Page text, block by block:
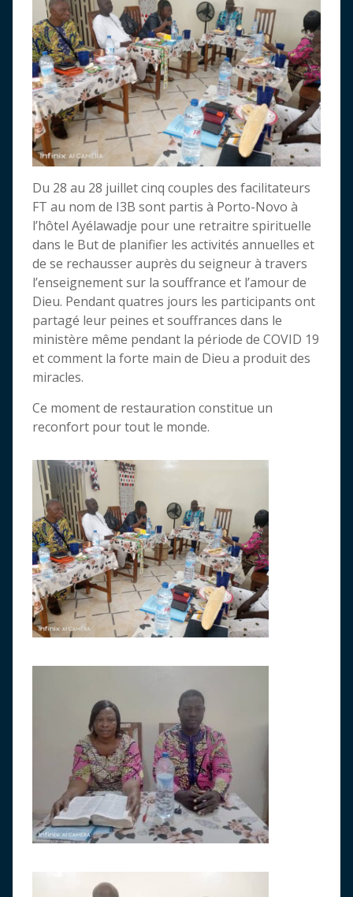
Du 28 au 28 juillet cinq couples des facilitateurs
FT au nom de I3B sont partis à Porto-Novo à
l’hôtel Ayélawadje pour une retraitre spirituelle
dans le But de planifier les activités annuelles et
de se rechausser auprès du seigneur à travers
l’enseignement sur la souffrance et l’amour de
Dieu. Pendant quatres jours les participants ont
partagé leur peines et souffrances dans le
ministère même pendant la période de COVID 19
et comment la forte main de Dieu a produit des
miracles.
Ce moment de restauration constitue un
reconfort pour tout le monde.